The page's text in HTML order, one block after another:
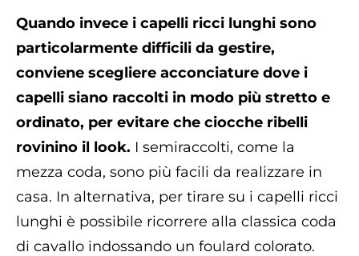
Quando invece i capelli ricci lunghi sono
particolarmente difficili da gestire,
conviene scegliere acconciature dove i
capelli siano raccolti in modo più stretto e
ordinato, per evitare che ciocche ribelli
rovinino il look. I semiraccolti, come la
mezza coda, sono più facili da realizzare in
casa. In alternativa, per tirare su i capelli ricci
lunghi è possibile ricorrere alla classica coda
di cavallo indossando un foulard colorato.